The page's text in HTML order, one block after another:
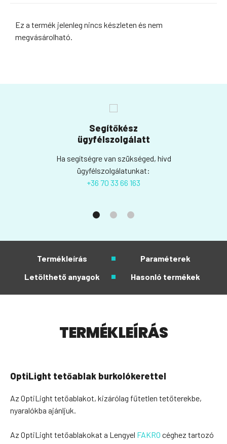
Ez a termék jelenleg nincs készleten és nem
megvásárolható.
Segítőkész
ügyfélszolgálatt
Ha segítségre van szükséged, hívd
ügyfélszolgálatunkat:
+36 70 33 66 163
Termékleírás
Paraméterek
Letölthető anyagok
Hasonló termékek
TERMÉKLEÍRÁS
OptiLight tetőablak burkolókerettel
Az OptiLight tetőablakot, kizárólag fűtetlen tetőterekbe,
nyaralókba ajánljuk.
Az OptiLight tetőablakokat a Lengyel FAKRO céghez tartozó